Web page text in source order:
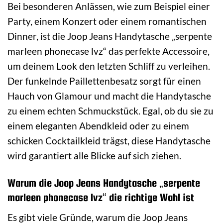
Bei besonderen Anlässen, wie zum Beispiel einer
Party, einem Konzert oder einem romantischen
Dinner, ist die Joop Jeans Handytasche „serpente
marleen phonecase lvz“ das perfekte Accessoire,
um deinem Look den letzten Schliff zu verleihen.
Der funkelnde Paillettenbesatz sorgt für einen
Hauch von Glamour und macht die Handytasche
zu einem echten Schmuckstück. Egal, ob du sie zu
einem eleganten Abendkleid oder zu einem
schicken Cocktailkleid trägst, diese Handytasche
wird garantiert alle Blicke auf sich ziehen.
Warum die Joop Jeans Handytasche „serpente
marleen phonecase lvz“ die richtige Wahl ist
Es gibt viele Gründe, warum die Joop Jeans